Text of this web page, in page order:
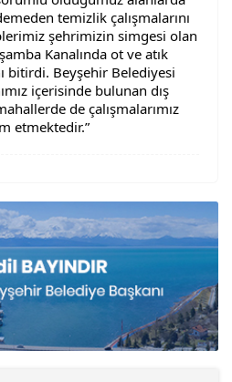
temizlik çalışmalarını
şehrimizin simgesi olan
Kanalında ot ve atık
bitirdi. Beyşehir Belediyesi
içerisinde bulunan dış
de çalışmalarımız
etmektedir.”